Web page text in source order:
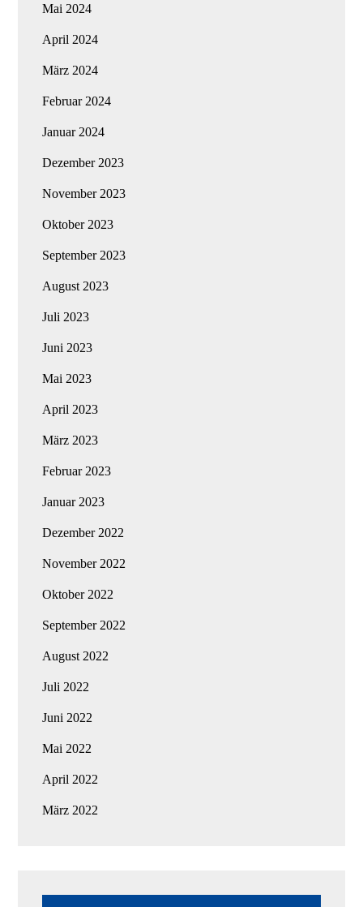
Mai 2024
April 2024
März 2024
Februar 2024
Januar 2024
Dezember 2023
November 2023
Oktober 2023
September 2023
August 2023
Juli 2023
Juni 2023
Mai 2023
April 2023
März 2023
Februar 2023
Januar 2023
Dezember 2022
November 2022
Oktober 2022
September 2022
August 2022
Juli 2022
Juni 2022
Mai 2022
April 2022
März 2022